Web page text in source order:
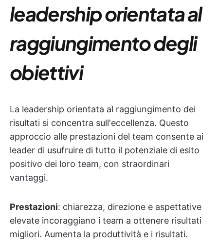
leadership orientata al
raggiungimento degli
obiettivi
La leadership orientata al raggiungimento dei
risultati si concentra sull'eccellenza. Questo
approccio alle prestazioni del team consente ai
leader di usufruire di tutto il potenziale di esito
positivo dei loro team, con straordinari
vantaggi.
Prestazioni: chiarezza, direzione e aspettative
elevate incoraggiano i team a ottenere risultati
migliori. Aumenta la produttività e i risultati.